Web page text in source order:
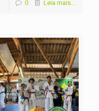
0 Leia mais...